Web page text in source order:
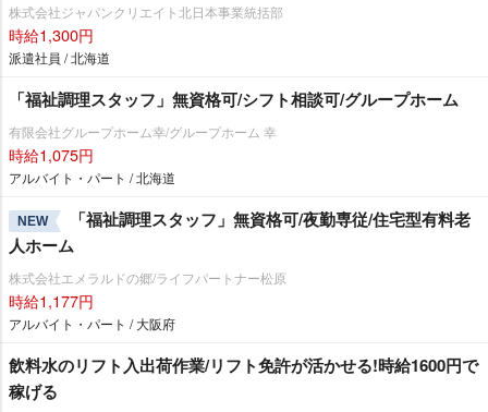
株式会社ジャパンクリエイト北日本事業統括部
時給1,300円
派遣社員 / 北海道
「福祉調理スタッフ」無資格可/シフト相談可/グループホーム
有限会社グループホーム幸/グループホーム 幸
時給1,075円
アルバイト・パート / 北海道
NEW
「福祉調理スタッフ」無資格可/夜勤専従/住宅型有料老
人ホーム
株式会社エメラルドの郷/ライフパートナー松原
時給1,177円
アルバイト・パート / 大阪府
飲料水のリフト入出荷作業/リフト免許が活かせる!時給1600円で
稼げる